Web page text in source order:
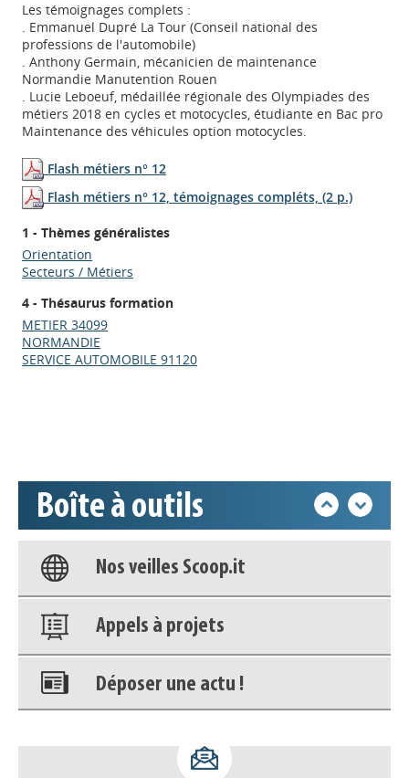
Les témoignages complets :
. Emmanuel Dupré La Tour (Conseil national des
professions de l'automobile)
. Anthony Germain, mécanicien de maintenance
Normandie Manutention Rouen
. Lucie Leboeuf, médaillée régionale des Olympiades des
métiers 2018 en cycles et motocycles, étudiante en Bac pro
Maintenance des véhicules option motocycles.
Flash métiers n° 12
Flash métiers n° 12, témoignages compléts, (2 p.)
1 - Thèmes généralistes
Orientation
Secteurs / Métiers
4 - Thésaurus formation
METIER 34099
NORMANDIE
SERVICE AUTOMOBILE 91120
Boîte à outils
Appels à projets
Base documentaire
Nos veilles Scoop.it
Appels à projets
Déposer une actu !
déconnecter)